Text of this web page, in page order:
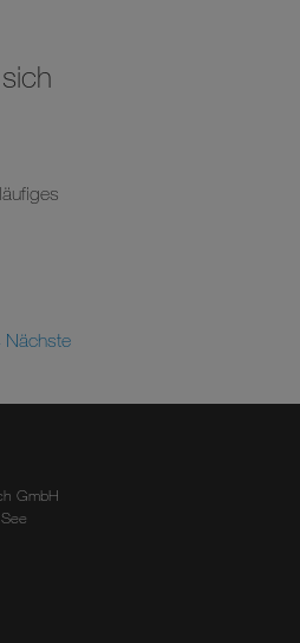
Nächste
GmbH